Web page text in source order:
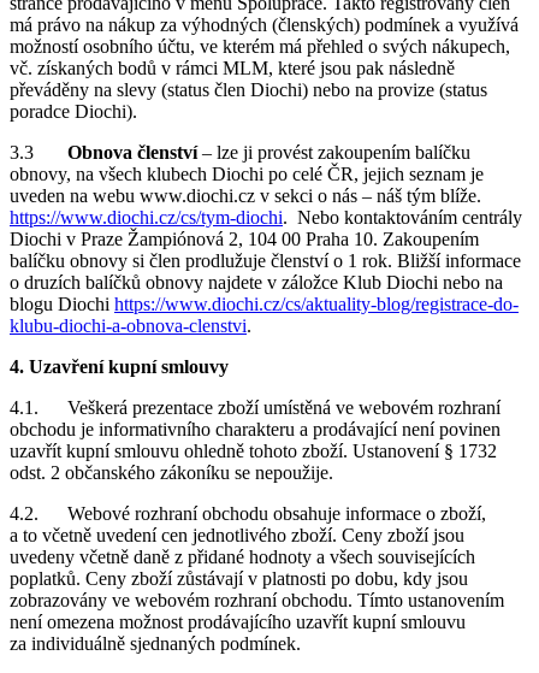
má právo na nákup za výhodných (členských) podmínek a využívá
možností osobního účtu, ve kterém má přehled o svých nákupech,
vč. získaných bodů v rámci MLM, které jsou pak následně
převáděny na slevy (status člen Diochi) nebo na provize (status
poradce Diochi).
3.3 Obnova členství– lze ji provést zakoupením balíčku
obnovy, na všech klubech Diochi po celé ČR, jejich seznam je
uveden na webu www.diochi.cz v sekci o nás – náš tým blíže.
https://www.diochi.cz/cs/tym-diochi. Nebo kontaktováním centrály
Diochi v Praze Žampiónová 2, 104 00 Praha 10. Zakoupením
balíčku obnovy si člen prodlužuje členství o 1 rok. Bližší informace
o druzích balíčků obnovy najdete v záložce Klub Diochi nebo na
blogu Diochi https://www.diochi.cz/cs/aktuality-blog/registrace-do-
klubu-diochi-a-obnova-clenstvi.
4. Uzavření kupní smlouvy
4.1. Veškerá prezentace zboží umístěná ve webovém rozhraní
obchodu je informativního charakteru a prodávající není povinen
uzavřít kupní smlouvu ohledně tohoto zboží. Ustanovení § 1732
odst. 2 občanského zákoníku se nepoužije.
4.2. Webové rozhraní obchodu obsahuje informace o zboží,
a to včetně uvedení cen jednotlivého zboží. Ceny zboží jsou
uvedeny včetně daně z přidané hodnoty a všech souvisejících
poplatků. Ceny zboží zůstávají v platnosti po dobu, kdy jsou
zobrazovány ve webovém rozhraní obchodu. Tímto ustanovením
není omezena možnost prodávajícího uzavřít kupní smlouvu
za individuálně sjednaných podmínek.